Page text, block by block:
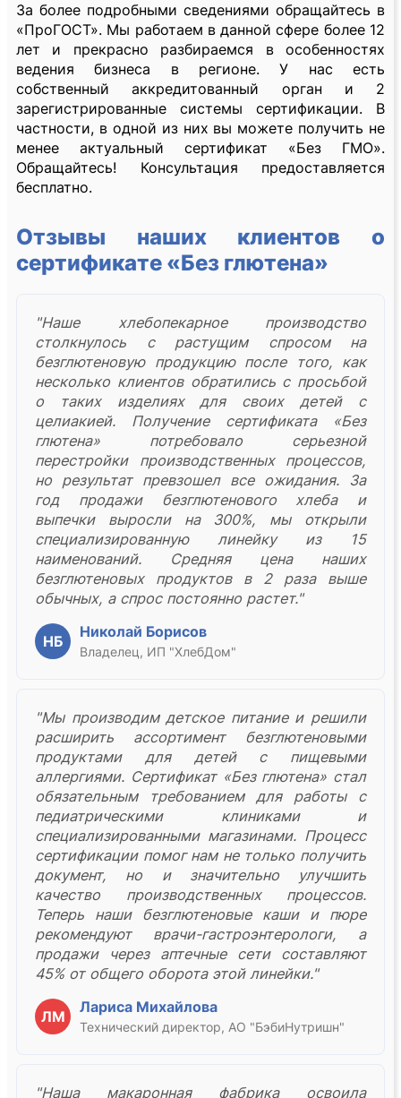
За более подробными сведениями обращайтесь в
«ПроГОСТ». Мы работаем в данной сфере более 12
лет и прекрасно разбираемся в особенностях
ведения бизнеса в регионе. У нас есть
собственный аккредитованный орган и 2
зарегистрированные системы сертификации. В
частности, в одной из них вы можете получить не
менее актуальный сертификат «Без ГМО».
Обращайтесь! Консультация предоставляется
бесплатно.
Отзывы наших клиентов о
сертификате «Без глютена»
"Наше хлебопекарное производство
столкнулось с растущим спросом на
безглютеновую продукцию после того, как
несколько клиентов обратились с просьбой
о таких изделиях для своих детей с
целиакией. Получение сертификата «Без
глютена» потребовало серьезной
перестройки производственных процессов,
но результат превзошел все ожидания. За
год продажи безглютенового хлеба и
выпечки выросли на 300%, мы открыли
специализированную линейку из 15
наименований. Средняя цена наших
безглютеновых продуктов в 2 раза выше
обычных, а спрос постоянно растет."
НБ
Николай Борисов
Владелец, ИП "ХлебДом"
"Мы производим детское питание и решили
расширить ассортимент безглютеновыми
продуктами для детей с пищевыми
аллергиями. Сертификат «Без глютена» стал
обязательным требованием для работы с
педиатрическими клиниками и
специализированными магазинами. Процесс
сертификации помог нам не только получить
документ, но и значительно улучшить
качество производственных процессов.
Теперь наши безглютеновые каши и пюре
рекомендуют врачи-гастроэнтерологи, а
продажи через аптечные сети составляют
45% от общего оборота этой линейки."
ЛМ
Лариса Михайлова
Технический директор, АО "БэбиНутришн"
"Наша макаронная фабрика освоила